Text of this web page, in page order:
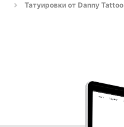
Татуировки от Danny Tattoo